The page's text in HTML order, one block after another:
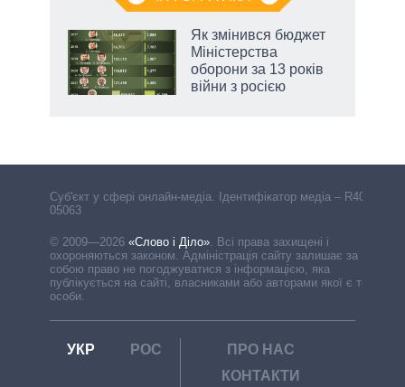
Як змінився бюджет
Міністерства
оборони за 13 років
війни з росією
Cуб'єкт у сфері онлайн-медіа. Ідентифікатор медіа – R40-
05063
© 2009—2026 «Слово і Діло» Всі права захищені і
охороняються законом. Адміністрація сайту залишає за
собою право не погоджуватися з інформацією, яка
публікується на сайті, власниками або авторами якої є треті
особи.
УКР РОС
ПРО НАС
КОНТАКТИ